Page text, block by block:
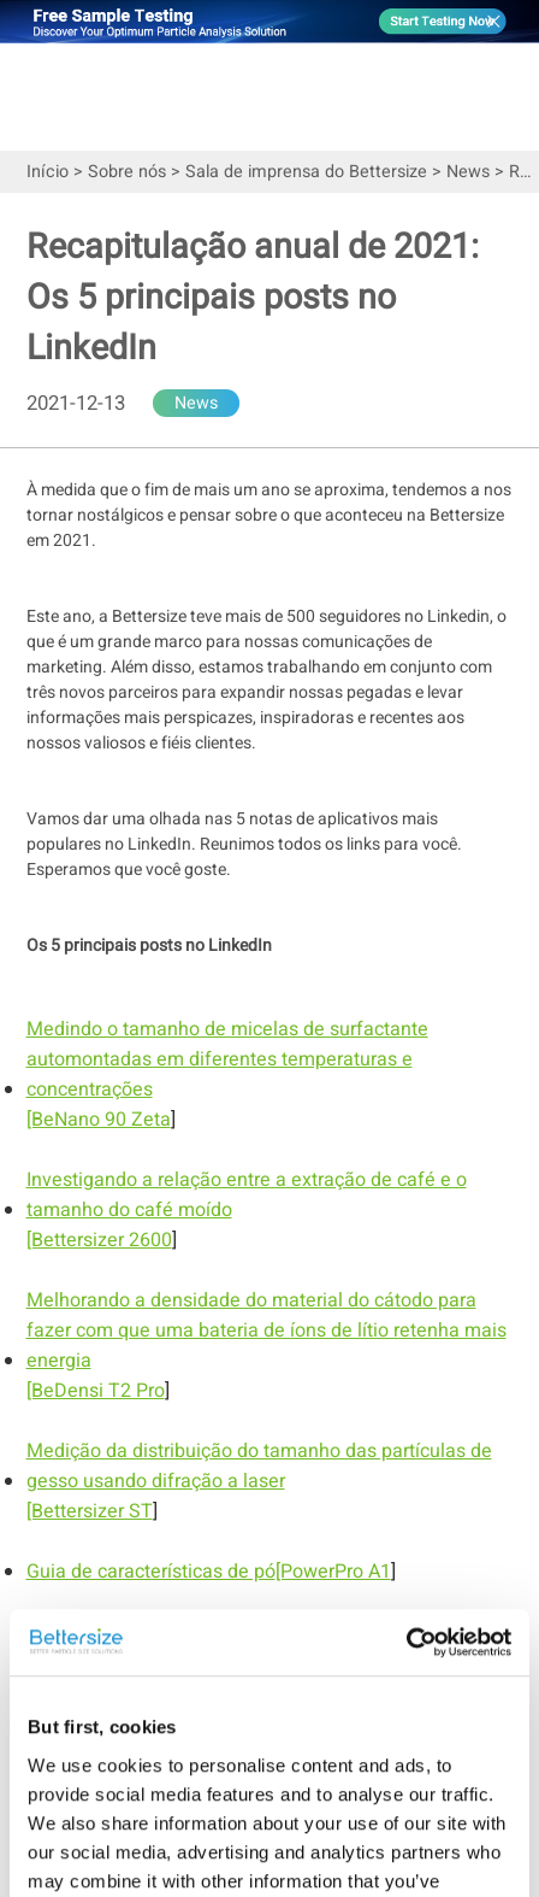
But first, cookies
We use cookies to personalise content and ads, to
provide social media features and to analyse our traffic.
We also share information about your use of our site with
our social media, advertising and analytics partners who
may combine it with other information that you’ve
Início> Sobre nós> Sala de imprensa do Bettersize > News> Recapitulação anual de 2021: Os 5 principais posts no LinkedIn
Recapitulação anual de 2021:
Os 5 principais posts no
LinkedIn
2021-12-13 News
À medida que o fim de mais um ano se aproxima, tendemos a nos
tornar nostálgicos e pensar sobre o que aconteceu na Bettersize
em 2021.
Este ano, a Bettersize teve mais de 500 seguidores no Linkedin, o
que é um grande marco para nossas comunicações de
marketing. Além disso, estamos trabalhando em conjunto com
três novos parceiros para expandir nossas pegadas e levar
informações mais perspicazes, inspiradoras e recentes aos
nossos valiosos e fiéis clientes.
Vamos dar uma olhada nas 5 notas de aplicativos mais
populares no LinkedIn. Reunimos todos os links para você.
Esperamos que você goste.
Os 5 principais posts no LinkedIn
Medindo o tamanho de micelas de surfactante
automontadas em diferentes temperaturas e
concentrações
[BeNano 90 Zeta]
Investigando a relação entre a extração de café e o
tamanho do café moído
[Bettersizer 2600]
Melhorando a densidade do material do cátodo para
fazer com que uma bateria de íons de lítio retenha mais
energia
[BeDensi T2 Pro]
Medição da distribuição do tamanho das partículas de
gesso usando difração a laser
[Bettersizer ST]
Guia de características de pó[PowerPro A1]
Rate this article
Share On